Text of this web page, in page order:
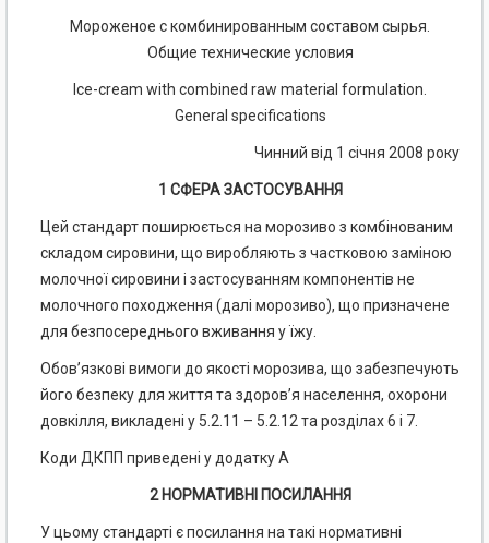
Мороженое с комбинированным составом сырья.
Общие технические условия
Ісе-cream with combined raw material formulation.
General specifications
Чинний від 1 січня 2008 року
1 СФЕРА ЗАСТОСУВАННЯ
Цей стандарт поширюється на морозиво з комбінованим
складом сировини, що виробляють з частковою заміною
молочної сировини і застосуванням компонентів не
молочного походження (далі морозиво), що призначене
для безпосереднього вживання у їжу.
Обов’язкові вимоги до якості морозива, що забезпечують
його безпеку для життя та здоров’я населення, охорони
довкілля, викладені у 5.2.11 – 5.2.12 та розділах 6 і 7.
Коди ДКПП приведені у додатку А
2 НОРМАТИВНІ ПОСИЛАННЯ
У цьому стандарті є посилання на такі нормативні